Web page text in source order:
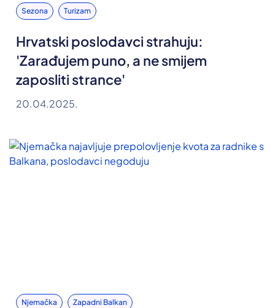
Sezona Turizam
Hrvatski poslodavci strahuju:
'Zarađujem puno, a ne smijem
zaposliti strance'
20.04.2025.
Njemačka Zapadni Balkan